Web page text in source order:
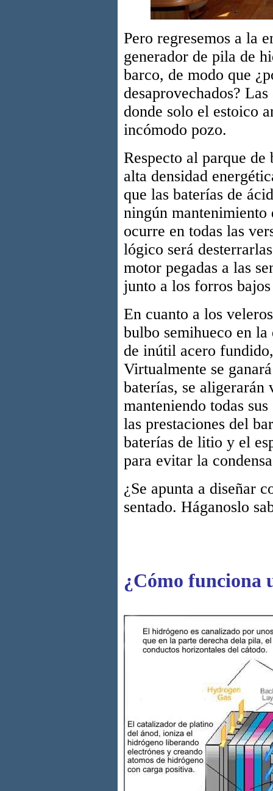
Pero regresemos a la
generador de pila de
barco, de modo que
desaprovechados?
donde solo el estoico
incómodo pozo.
Respecto al parque
alta densidad
que las baterías de
ningún
ocurre en todas las
lógico será
motor pegadas a las
junto a los forros
En cuanto a los
bulbo semihueco en
de inútil acero
Virtualmente se
baterías, se aligerarán
manteniendo todas
las prestaciones del
baterías de litio y el
para evitar la
¿Se apunta a diseñar
sentado. Háganoslo
¿Cómo funciona